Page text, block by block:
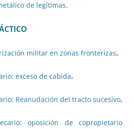
de legítimas.
militar en zonas fronterizas.
exceso de cabida.
Reanudación del tracto sucesivo.
oposición de copropietario